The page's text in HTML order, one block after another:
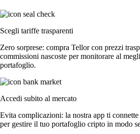
Scegli tariffe trasparenti
Zero sorprese: compra Tellor con prezzi
commissioni nascoste per monitorare al
portafoglio.
Accedi subito al mercato
Evita complicazioni: la nostra app ti
per gestire il tuo portafoglio cripto in modo